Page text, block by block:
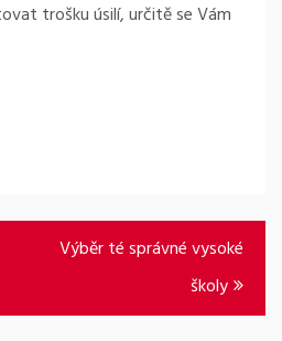
trošku úsilí, určitě se Vám
Výběr té správné vysoké
školy